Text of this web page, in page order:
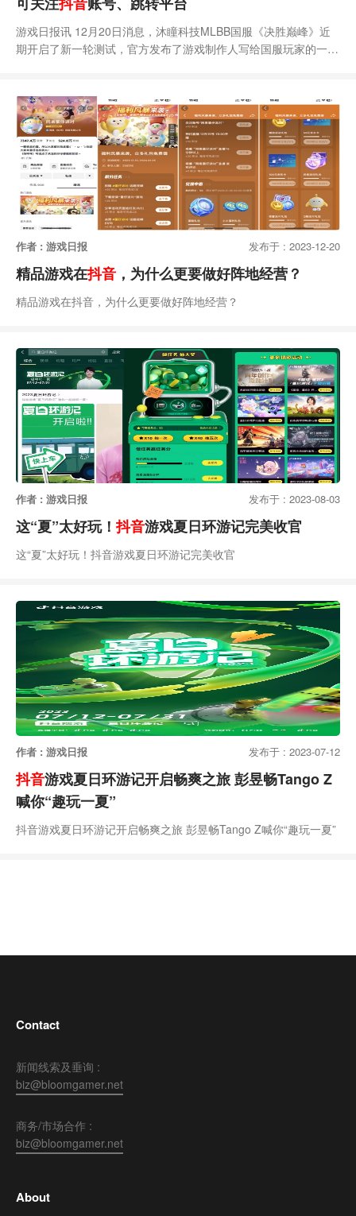
游戏日报讯 12月20日消息，沐瞳科技MLBB国服《决胜巅峰》近
期开启了新一轮测试，官方发布了游戏制作人写给国服玩家的一封
式，只支持手机号登录和抖音登录两种选择；其二是游戏大厅页
面，有关联抖音账号的单独入口，除了赠送关联奖励外，提到可以
体验“抖音约玩、抖音名片、抖音直播”等功能；其三
作者 : 游戏日报 发布于 : 2023-12-20
精品游戏在抖音 ，为什么更要做好阵地经营？
精品游戏在抖音，为什么更要做好阵地经营？
作者 : 游戏日报 发布于 : 2023-08-03
这“夏”太好玩！抖音游戏夏日环游记完美收官
这“夏”太好玩！抖音游戏夏日环游记完美收官
作者 : 游戏日报 发布于 : 2023-07-12
抖音游戏夏日环游记开启畅爽之旅 彭昱畅Tango Z
喊你“趣玩一夏”
抖音游戏夏日环游记开启畅爽之旅 彭昱畅Tango Z喊你“趣玩一夏”
Contact
新闻线索及垂询 :
biz@bloomgamer.net
商务/市场合作 :
biz@bloomgamer.net
About